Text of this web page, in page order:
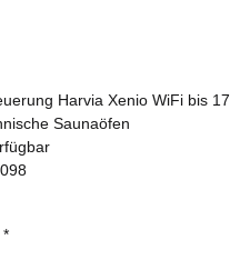
Harvia Xenio WiFi bis 17
Saunaöfen
*